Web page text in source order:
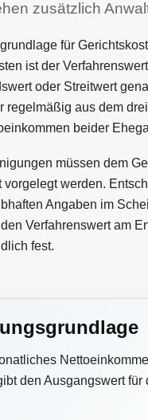
zusätzlich
für
ist der
oder Streitwert
regelmäßig aus dem
beider
müssen dem
vorgelegt werden.
Angaben im
Verfahrenswert am
fest.
den Ausgangswert für